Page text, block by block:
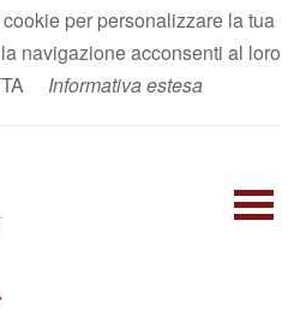
per personalizzare la tua
navigazione acconsenti al loro
Informativa estesa